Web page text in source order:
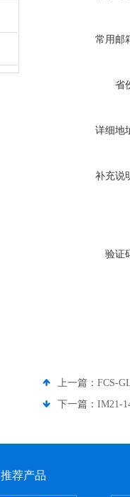
常用邮
省
详细地
补充说
验证
上一篇： FCS-
下一篇： IM21-
推荐产品